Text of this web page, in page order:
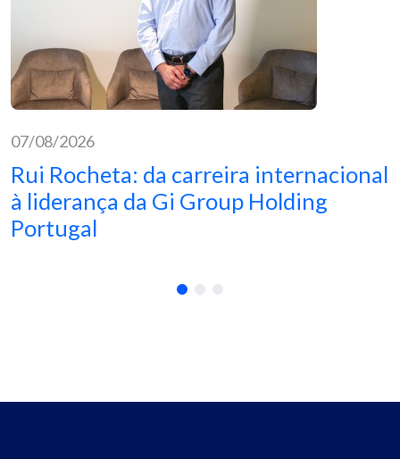
07/08/2026
Rui Rocheta: da carreira internacional
à liderança da Gi Group Holding
Portugal